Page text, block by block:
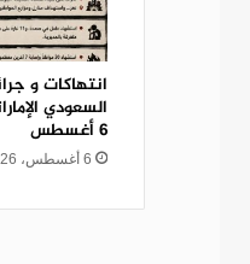
انتهاكات و
السعودي
6 أغسطس
6 أغسطس، 2026 16:17